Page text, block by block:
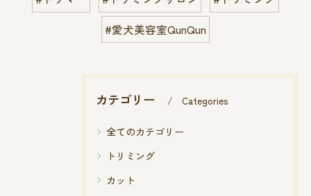
#愛犬美容室QunQun
カテゴリー Categories
全てのカテゴリー
トリミング
カット